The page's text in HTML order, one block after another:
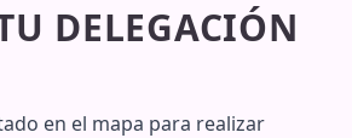
DELEGACIÓN
en el mapa para realizar